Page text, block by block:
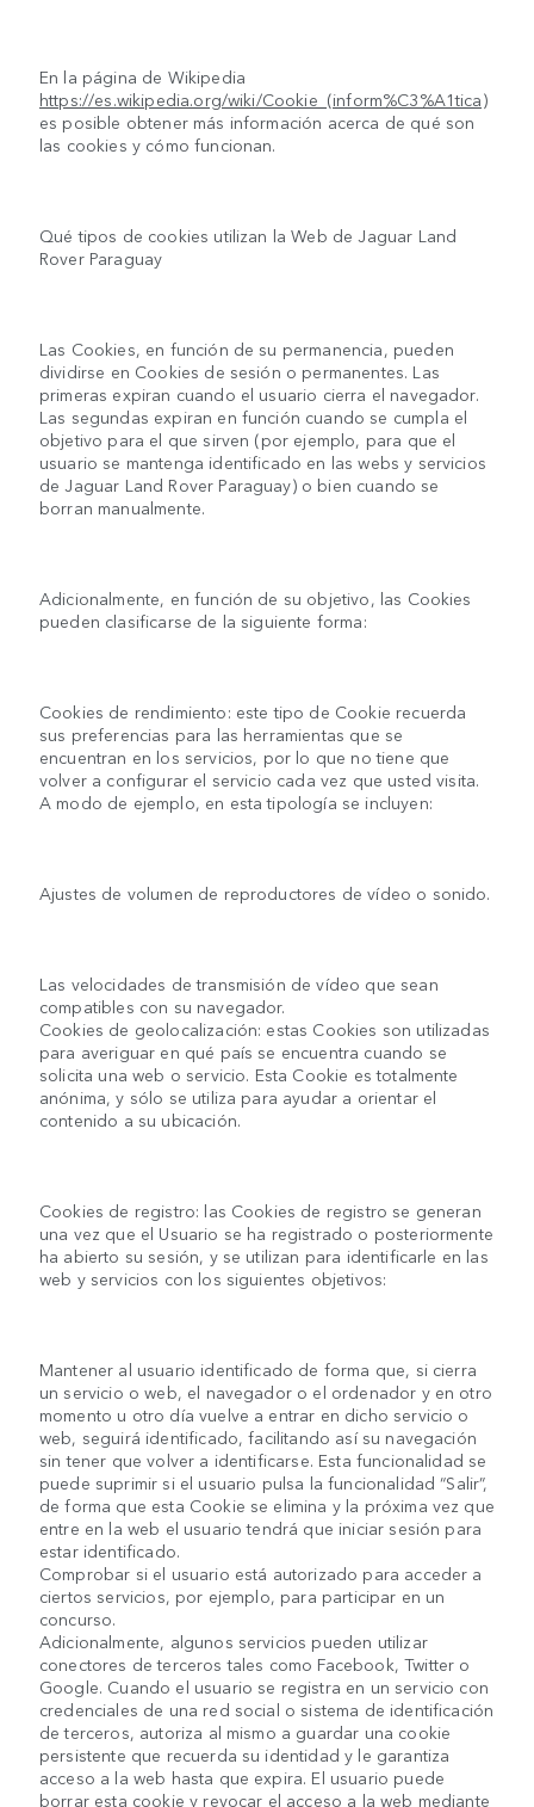
En la página de Wikipedia
https://es.wikipedia.org/wiki/Cookie_(inform%C3%A1tica)
es posible obtener más información acerca de qué son
las cookies y cómo funcionan.
Qué tipos de cookies utilizan la Web de Jaguar Land
Rover Paraguay
Las Cookies, en función de su permanencia, pueden
dividirse en Cookies de sesión o permanentes. Las
primeras expiran cuando el usuario cierra el navegador.
Las segundas expiran en función cuando se cumpla el
objetivo para el que sirven (por ejemplo, para que el
usuario se mantenga identificado en las webs y servicios
de Jaguar Land Rover Paraguay) o bien cuando se
borran manualmente.
Adicionalmente, en función de su objetivo, las Cookies
pueden clasificarse de la siguiente forma:
Cookies de rendimiento: este tipo de Cookie recuerda
sus preferencias para las herramientas que se
encuentran en los servicios, por lo que no tiene que
volver a configurar el servicio cada vez que usted visita.
A modo de ejemplo, en esta tipología se incluyen:
Ajustes de volumen de reproductores de vídeo o sonido.
Las velocidades de transmisión de vídeo que sean
compatibles con su navegador.
Cookies de geolocalización: estas Cookies son utilizadas
para averiguar en qué país se encuentra cuando se
solicita una web o servicio. Esta Cookie es totalmente
anónima, y sólo se utiliza para ayudar a orientar el
contenido a su ubicación.
Cookies de registro: las Cookies de registro se generan
una vez que el Usuario se ha registrado o posteriormente
ha abierto su sesión, y se utilizan para identificarle en las
web y servicios con los siguientes objetivos:
Mantener al usuario identificado de forma que, si cierra
un servicio o web, el navegador o el ordenador y en otro
momento u otro día vuelve a entrar en dicho servicio o
web, seguirá identificado, facilitando así su navegación
sin tener que volver a identificarse. Esta funcionalidad se
puede suprimir si el usuario pulsa la funcionalidad “Salir”,
de forma que esta Cookie se elimina y la próxima vez que
entre en la web el usuario tendrá que iniciar sesión para
estar identificado.
Comprobar si el usuario está autorizado para acceder a
ciertos servicios, por ejemplo, para participar en un
concurso.
Adicionalmente, algunos servicios pueden utilizar
conectores de terceros tales como Facebook, Twitter o
Google. Cuando el usuario se registra en un servicio con
credenciales de una red social o sistema de identificación
de terceros, autoriza al mismo a guardar una cookie
persistente que recuerda su identidad y le garantiza
acceso a la web hasta que expira. El usuario puede
borrar esta cookie y revocar el acceso a la web mediante